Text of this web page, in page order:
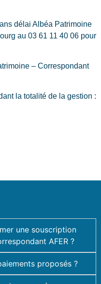
délai Albéa Patrimoine
au 03 61 11 40 06 pour
– Correspondant
la totalité de la gestion :
une souscription
AFER ?
proposés ?